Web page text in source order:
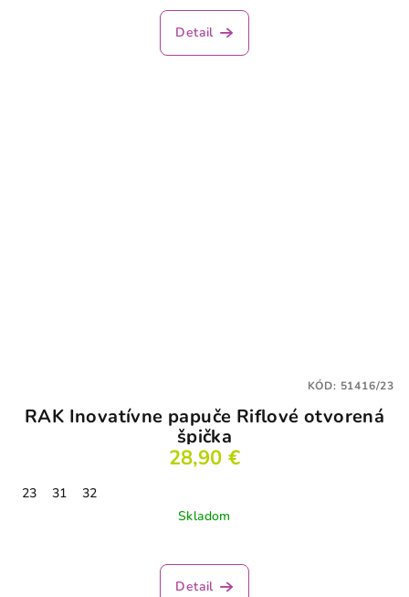
hodnotenie
produktu
Detail
RAK Inovatívne papuče Riflové otvorená
špička
28,90 €
23 31
32
Skladom
Detail
KÓD: 51416/23